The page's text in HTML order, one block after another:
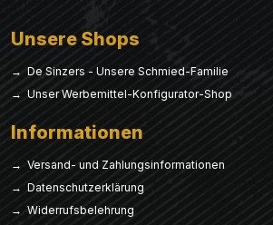
Unsere Shops
→ De Sinzers - Unsere Schmied-Familie
→ Unser Werbemittel-Konfigurator-Shop
Informationen
→ Versand- und Zahlungsinformationen
→ Datenschutzerklärung
→ Widerrufsbelehrung